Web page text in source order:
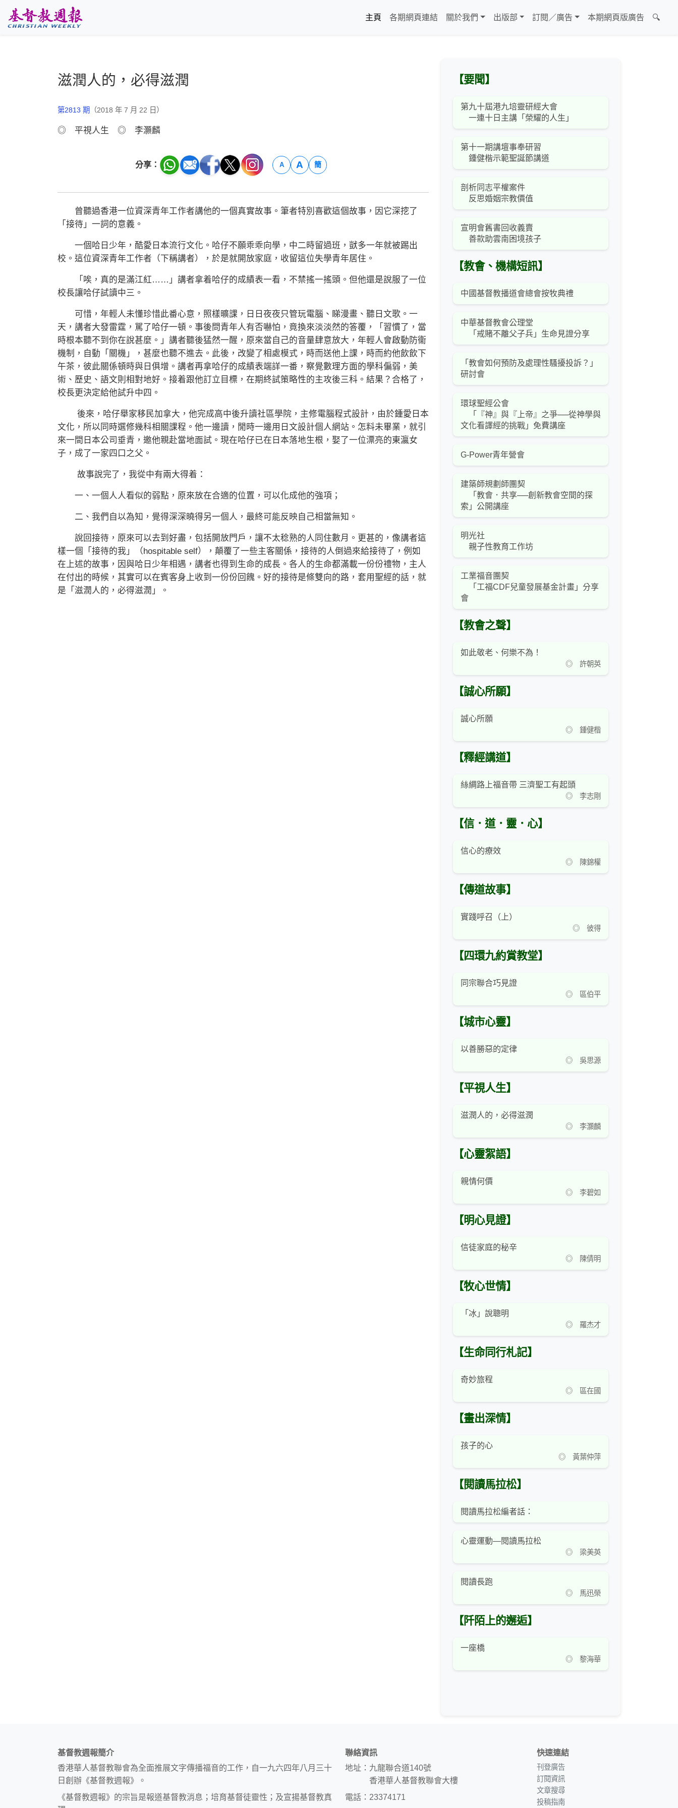
主頁
各期網頁連結 關於我們 出版部 訂閱／廣告 本期網頁版廣告 🔍
滋潤人的，必得滋潤
第2813 期 （2018 年 7 月 22 日）
◎ 平視人生 ◎ 李灝麟
分享： A A 簡
曾聽過香港一位資深青年工作者講他的一個真實故事。筆者特別喜歡這個故事，因它深挖了
「接待」一詞的意義。
一個哈日少年，酷愛日本流行文化。哈仔不願乖乖向學，中二時留過班，獃多一年就被踢出
校。這位資深青年工作者（下稱講者），於是就開放家庭，收留這位失學青年居住。
「唉，真的是滿江紅……」講者拿着哈仔的成績表一看，不禁搖一搖頭。但他還是說服了一位
校長讓哈仔試讀中三。
可惜，年輕人未懂珍惜此番心意，照樣曠課，日日夜夜只管玩電腦、睇漫畫、聽日文歌。一
天，講者大發雷霆，駡了哈仔一頓。事後問青年人有否嚇怕，竟換來淡淡然的答覆，「習慣了，當
時根本聽不到你在說甚麼。」講者聽後猛然一醒，原來當自己的音量肆意放大，年輕人會啟動防衞
機制，自動「關機」，甚麼也聽不進去。此後，改變了相處模式，時而送他上課，時而約他飲飲下
午茶，彼此關係頓時與日俱增。講者再拿哈仔的成績表端詳一番，察覺數理方面的學科偏弱，美
術、歷史、語文則相對地好。接着跟他訂立目標，在期終試策略性的主攻後三科。結果？合格了，
校長更決定給他試升中四。
後來，哈仔舉家移民加拿大，他完成高中後升讀社區學院，主修電腦程式設計，由於鍾愛日本
文化，所以同時選修幾科相關課程。他一邊讀，閒時一邊用日文設計個人網站。怎料未畢業，就引
來一間日本公司垂青，邀他親赴當地面試。現在哈仔已在日本落地生根，娶了一位漂亮的東瀛女
子，成了一家四口之父。
故事說完了，我從中有兩大得着：
一、一個人人看似的弱點，原來放在合適的位置，可以化成他的強項；
二、我們自以為知，覺得深深曉得另一個人，最終可能反映自己相當無知。
說回接待，原來可以去到好盡，包括開放門戶，讓不太稔熟的人同住數月。更甚的，像講者這
樣一個「接待的我」（hospitable self），顛覆了一些主客關係，接待的人倒過來給接待了，例如
在上述的故事，因與哈日少年相遇，講者也得到生命的成長。各人的生命都滿載一份份禮物，主人
在付出的時候，其實可以在賓客身上收到一份份回餽。好的接待是條雙向的路，套用聖經的話，就
是「滋潤人的，必得滋潤」。
【要聞】
第九十屆港九培靈研經大會
一連十日主講「榮耀的人生」
第十一期講壇事奉研習
鍾健楷示範聖誕節講道
剖析同志平權案件
反思婚姻宗教價值
宣明會舊書回收義賣
善款助雲南困境孩子
【教會、機構短訊】
中國基督教播道會總會按牧典禮
中華基督教會公理堂
「戒賭不離父子兵」生命見證分享
「教會如何預防及處理性騷擾投訴？」
研討會
環球聖經公會
「『神』與『上帝』之爭──從神學與
文化看譯經的挑戰」免費講座
G-Power青年營會
建築師規劃師團契
「教會．共享──創新教會空間的探
索」公開講座
明光社
親子性教育工作坊
工業福音團契
「工福CDF兒童發展基金計畫」分享
會
【教會之聲】
如此敬老、何樂不為！
◎ 許朝英
【誠心所願】
誠心所願
◎ 鍾健楷
【釋經講道】
絲綢路上福音帶 三濟聖工有起頭
◎ 李志剛
【信．道．靈．心】
信心的療效
◎ 陳錦權
【傳道故事】
實踐呼召（上）
◎ 彼得
【四環九約賞教堂】
同宗聯合巧見證
◎ 區伯平
【城市心靈】
以善勝惡的定律
◎ 吳思源
【平視人生】
滋潤人的，必得滋潤
◎ 李灝麟
【心靈絮語】
親情何價
◎ 李碧如
【明心見證】
信徒家庭的秘辛
◎ 陳倩明
【牧心世情】
「冰」說聰明
◎ 羅杰才
【生命同行札記】
奇妙旅程
◎ 區在國
【畫出深情】
孩子的心
◎ 黃葉仲萍
【閱讀馬拉松】
閱讀馬拉松編者話：
心靈運動—閱讀馬拉松
◎ 梁美英
閱讀長跑
◎ 馬迅榮
【阡陌上的邂逅】
一座橋
◎ 黎海華
基督教週報簡介
香港華人基督教聯會為全面推展文字傳播福音的工作，自一九六四年八月三十
日創辦《基督教週報》。
《基督教週報》的宗旨是報道基督教消息；培育基督徒靈性；及宣揚基督教真
聯絡資訊
地址：九龍聯合道140號
香港華人基督教聯會大樓
電話：23374171
快速連結
刊登廣告
訂閱資訊
文章搜尋
投稿指南